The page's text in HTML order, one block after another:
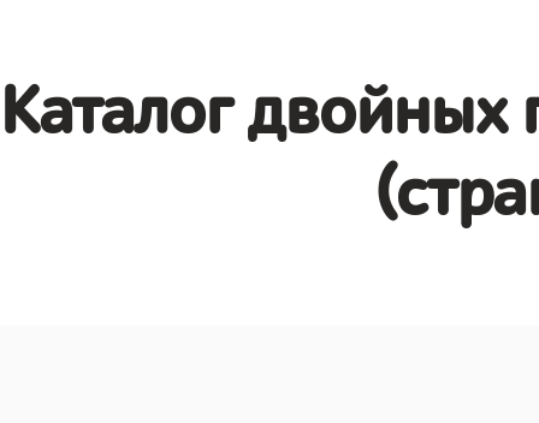
Каталог двойных